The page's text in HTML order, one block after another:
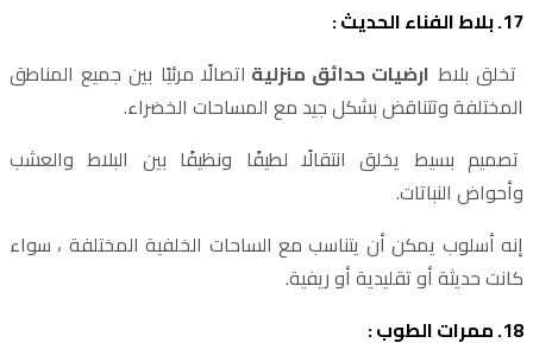
17. بلاط الفناء الحديث :
تخلق بلاط ارضيات حدائق منزلية اتصالًا مرئيًا بين جميع المناطق
المختلفة وتتناقض بشكل جيد مع المساحات الخضراء.
تصميم بسيط يخلق انتقالًا لطيفًا ونظيفًا بين البلاط والعشب
وأحواض النباتات.
إنه أسلوب يمكن أن يتناسب مع الساحات الخلفية المختلفة ، سواء
كانت حديثة أو تقليدية أو ريفية.
18. ممرات الطوب :